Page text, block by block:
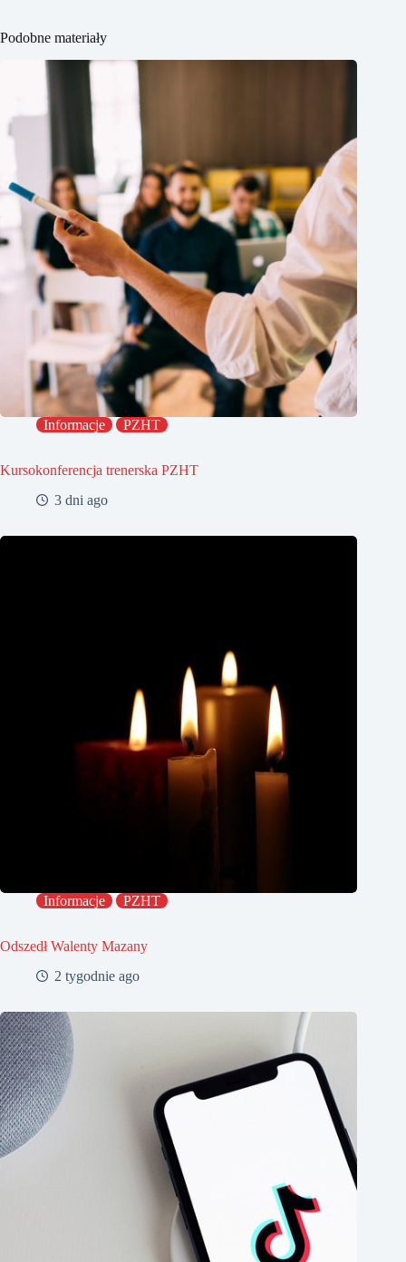
Podobne materiały
Informacje PZHT
Kursokonferencja trenerska PZHT
3 dni ago
Informacje PZHT
Odszedł Walenty Mazany
2 tygodnie ago